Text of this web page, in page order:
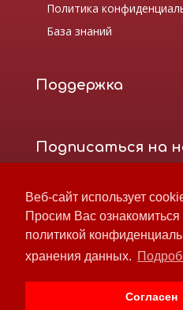
Веб-сайт использует
Просим Вас ознакомиться
политикой
хранения данных.
Согласен
Политика
База знаний
Поддержка
Подписаться на